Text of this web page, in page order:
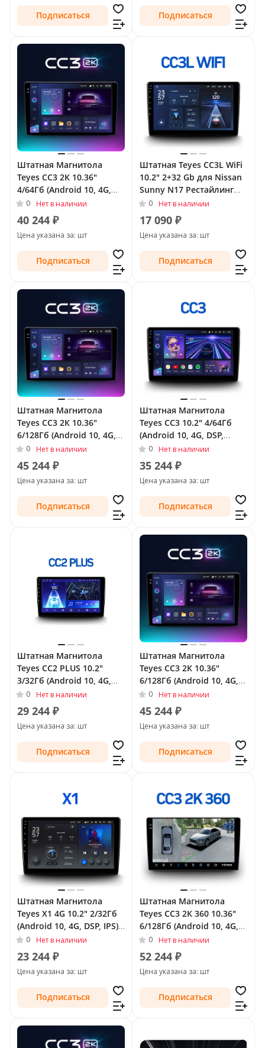
Подписаться Подписаться
Штатная Магнитола
Teyes CC3 2К 10.36"
4/64Гб (Android 10, 4G,
DSP, QLed) для Nissan
Sunny N17 Рестайлинг
2014 - Тип-F1 (левый
руль)
0 Нет в наличии
40 244 ₽
Цена указана за: шт
Подписаться
Штатная Teyes CC3L WiFi
10.2" 2+32 Gb для Nissan
Sunny N17 Рестайлинг
2014 -
0 Нет в наличии
17 090 ₽
Цена указана за: шт
Подписаться
Штатная Магнитола
Teyes CC3 2К 10.36"
6/128Гб (Android 10, 4G,
DSP, QLed) для Nissan
Sunny N17 Рестайлинг
2014 - Тип-F2 (правый
руль)
0 Нет в наличии
45 244 ₽
Цена указана за: шт
Подписаться
Штатная Магнитола
Teyes CC3 10.2" 4/64Гб
(Android 10, 4G, DSP,
QLed) для Nissan Sunny
N17 Рестайлинг 2014 -
Тип-F2 (правый руль)
0 Нет в наличии
35 244 ₽
Цена указана за: шт
Подписаться
Штатная Магнитола
Teyes CC2 PLUS 10.2"
3/32Гб (Android 10, 4G,
DSP, QLed) для Nissan
Sunny N17 Рестайлинг
2014 - Тип-F2 (правый
руль)
0 Нет в наличии
29 244 ₽
Цена указана за: шт
Подписаться
Штатная Магнитола
Teyes CC3 2К 10.36"
6/128Гб (Android 10, 4G,
DSP, QLed) для Nissan
Sunny N17 Рестайлинг
2014 - Тип-F1 (левый
руль)
0 Нет в наличии
45 244 ₽
Цена указана за: шт
Подписаться
Штатная Магнитола
Teyes X1 4G 10.2" 2/32Гб
(Android 10, 4G, DSP, IPS)
для Nissan Sunny N17
Рестайлинг 2014 - Тип-F1
(левый руль)
0 Нет в наличии
23 244 ₽
Цена указана за: шт
Подписаться
Штатная Магнитола
Teyes CC3 2К 360 10.36"
6/128Гб (Android 10, 4G,
DSP, QLed) - круговой
обзор для Nissan Sunny
N17 Рестайлинг 2014 -
Тип-F2 (правый руль)
0 Нет в наличии
52 244 ₽
Цена указана за: шт
Подписаться